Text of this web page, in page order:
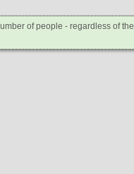
of people - regardless of the